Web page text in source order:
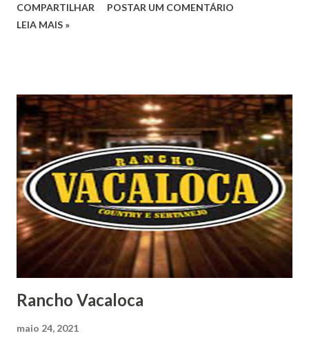
COMPARTILHAR
POSTAR UM COMENTÁRIO
LEIA MAIS »
Rancho Vacaloca
maio 24, 2021